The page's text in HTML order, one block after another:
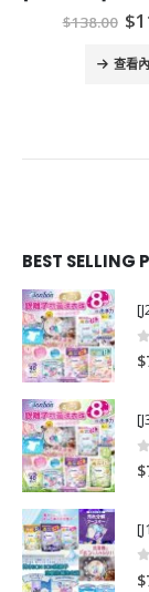
$138.00 $
查看
BEST SELLING
0
$
0
$
0
$